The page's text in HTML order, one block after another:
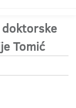
Tomić